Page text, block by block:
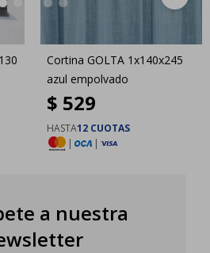
Cortina GOLTA 1x140x245
azul empolvado
$ 529
HASTA12 CUOTAS
|
|
a nuestra